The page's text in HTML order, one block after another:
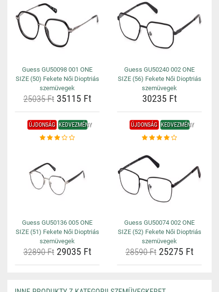
Guess GU50098 001 ONE
SIZE (50) Fekete Női Dioptriás
szemüvegek
25035 Ft35115 Ft
Guess GU50240 002 ONE
SIZE (56) Fekete Női Dioptriás
szemüvegek
30235 Ft
ÚJDONSÁG KEDVEZMÉNY
Guess GU50136 005 ONE
SIZE (51) Fekete Női Dioptriás
szemüvegek
32890 Ft29035 Ft
ÚJDONSÁG KEDVEZMÉNY
Guess GU50074 002 ONE
SIZE (52) Fekete Női Dioptriás
szemüvegek
28590 Ft25275 Ft